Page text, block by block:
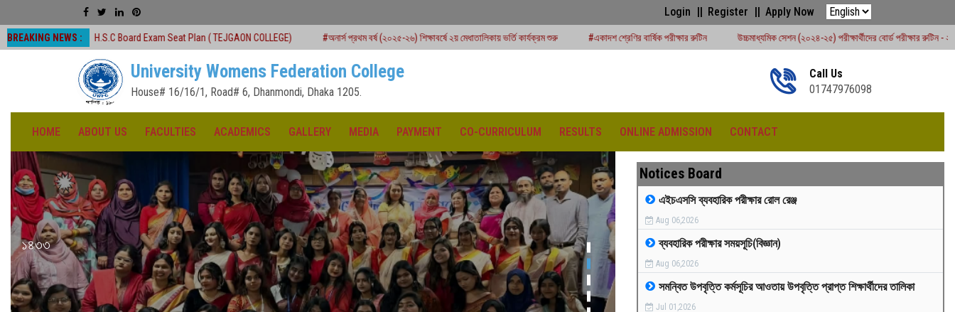
Login Register Apply Now
BREAKING NEWS :
H.S.C Board Exam Seat Plan ( TEJGAON COLLEGE) #অনার্স প্রথম বর্ষ (২০২৫-২৬) শিক্ষাবর্ষে ২য় মেধাতালিকায় ভর্তি কার্যক্রম শুরু #একাদশ শ্রেণির বার্ষিক পরীক্ষার রুটিন উচ্চমাধ্যমিক সেশন (২০২৪-২৫) পরীক্ষার্থীদের বোর্ড পরীক্ষার রুটিন - ২০২৬ #
University Womens Federation College
House# 16/16/1, Road# 6, Dhanmondi, Dhaka 1205.
Call Us
01747976098
HOME ABOUT US FACULTIES ACADEMICS GALLERY MEDIA PAYMENT CO-CURRICULUM RESULTS ONLINE ADMISSION CONTACT
১৪৩৩ ক্রীড়া প্রতিযোগিতা -২০২৫
Notices Board
এইচএসসি ব্যবহারিক পরীক্ষার রোল রেঞ্জ
Aug 06,2026
ব্যবহারিক পরীক্ষার সময়সূচি(বিজ্ঞান)
Aug 06,2026
সমন্বিত উপবৃত্তি কর্মসূচির আওতায় উপবৃত্তি প্রাপ্ত শিক্ষার্থীদের তালিকা
Jul 01,2026